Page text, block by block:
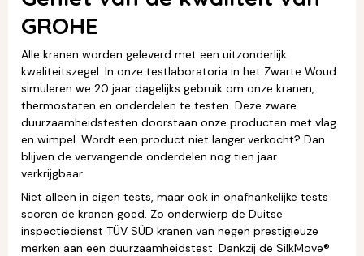
GROHE
Alle kranen worden geleverd met een uitzonderlijk
kwaliteitszegel. In onze testlaboratoria in het Zwarte Woud
simuleren we 20 jaar dagelijks gebruik om onze kranen,
thermostaten en onderdelen te testen. Deze zware
duurzaamheidstesten doorstaan onze producten met vlag
en wimpel. Wordt een product niet langer verkocht? Dan
blijven de vervangende onderdelen nog tien jaar
verkrijgbaar.
Niet alleen in eigen tests, maar ook in onafhankelijke tests
scoren de kranen goed. Zo onderwierp de Duitse
inspectiedienst TÜV SÜD kranen van negen prestigieuze
merken aan een duurzaamheidstest. Dankzij de SilkMove®